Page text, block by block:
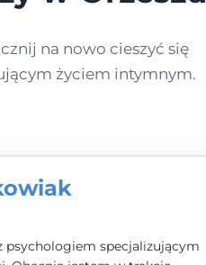
na nowo cieszyć się
życiem intymnym.
psychologiem specjalizującym